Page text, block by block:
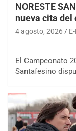
NORESTE
nueva cita del
4 agosto, 2026
El Campeonato
Santafesino